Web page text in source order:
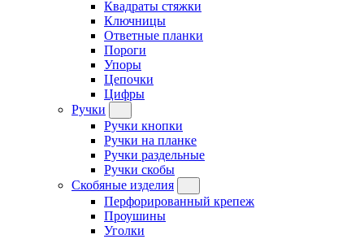
Квадраты стяжки
Ключницы
Ответные планки
Пороги
Упоры
Цепочки
Цифры
Ручки
Ручки кнопки
Ручки на планке
Ручки раздельные
Ручки скобы
Скобяные изделия
Перфорированный крепеж
Проушины
Уголки